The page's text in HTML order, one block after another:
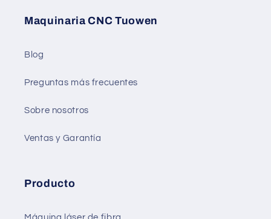
Maquinaria CNC Tuowen
Blog
Preguntas más frecuentes
Sobre nosotros
Ventas y Garantía
Producto